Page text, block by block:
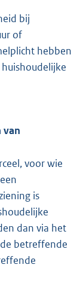
bij
of
hebben
van
voor wie
is
dan via het
betreffende